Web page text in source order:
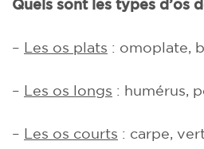
Quels sont les types d’os
– Les os plats : omoplate,
– Les os longs : humérus,
– Les os courts : carpe,